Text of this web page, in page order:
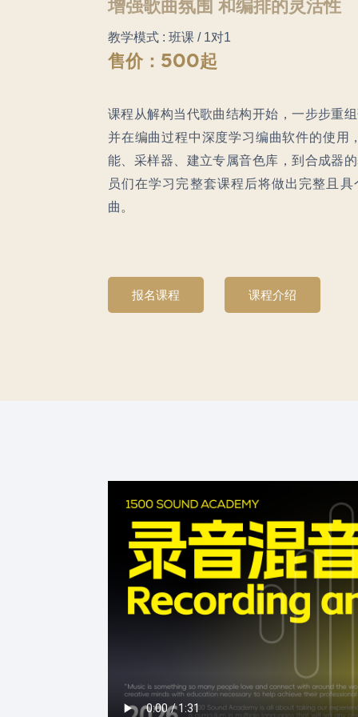
增强歌曲氛围 和编排的灵活性
教学模式 : 班课 / 1对1
售价：500起
课程从解构当代歌曲结构开始，一步步重
并在编曲过程中深度学习编曲软件的使用
能、采样器、建立专属音色库，到合成器
员们在学习完整套课程后将做出完整且
曲。
报名课程 课程介绍